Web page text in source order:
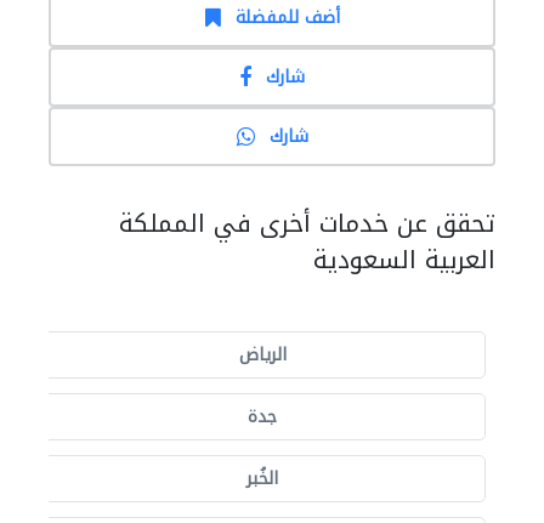
أضف للمفضلة
شارك
شارك
تحقق عن خدمات أخرى في المملكة
العربية السعودية
الرياض
جدة
الخُبر